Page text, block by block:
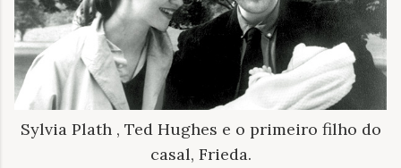
Sylvia Plath , Ted Hughes e o primeiro filho do
casal, Frieda.